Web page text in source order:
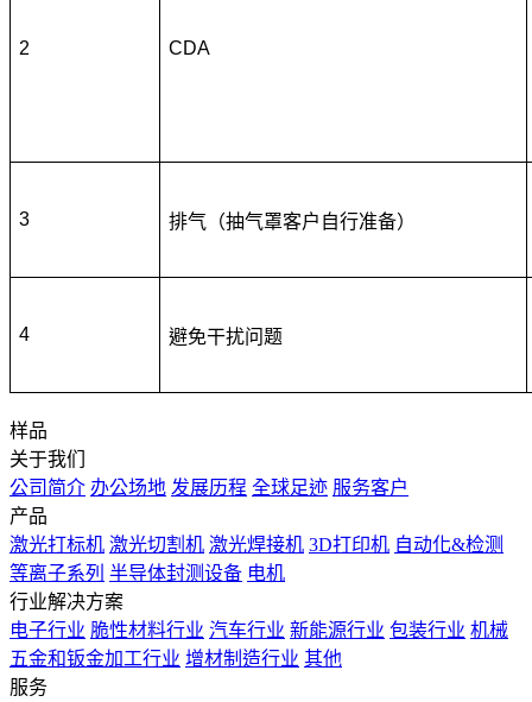
2 CDA
3 排气（抽气罩客户自行准备）
4 避免干扰问题
样品
关于我们
公司简介 办公场地 发展历程 全球足迹 服务客户
产品
激光打标机 激光切割机 激光焊接机 3D打印机 自动化&检测
等离子系列 半导体封测设备 电机
行业解决方案
电子行业 脆性材料行业 汽车行业 新能源行业 包装行业 机械
五金和钣金加工行业 增材制造行业 其他
服务